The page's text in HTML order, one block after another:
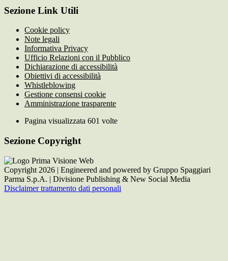
Sezione Link Utili
Cookie policy
Note legali
Informativa Privacy
Ufficio Relazioni con il Pubblico
Dichiarazione di accessibilità
Obiettivi di accessibilità
Whistleblowing
Gestione consensi cookie
Amministrazione trasparente
Pagina visualizzata 601 volte
Sezione Copyright
Copyright 2026 | Engineered and powered by Gruppo Spaggiari
Parma S.p.A. | Divisione Publishing & New Social Media
Disclaimer trattamento dati personali